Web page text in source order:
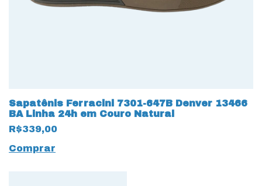
Sapatênis Ferracini 7301-647B Denver 13466
BA Linha 24h em Couro Natural
R$339,00
Comprar